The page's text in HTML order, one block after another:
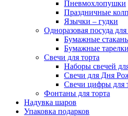
Пневмохлопушки
Праздничные
Язычки – гудки
Одноразовая посуда
Бумажные
Бумажные тарелки
Свечи для торта
Наборы свечей
Свечи для Дня
Свечи цифры для
Фонтаны для торта
Надувка шаров
Упаковка подарков